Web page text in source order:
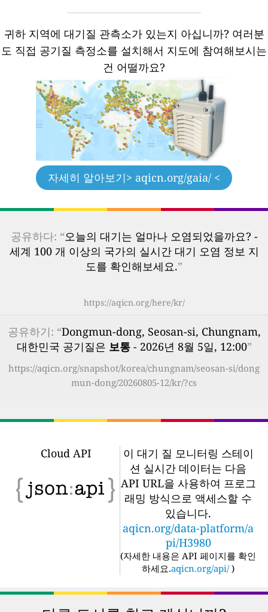
귀하 지역에 대기질 관측소가 있는지 아십니까? 여러분
도 직접 공기질 측정소를 설치해서 지도에 참여해보시는
건 어떨까요?
자세히 알아보기> aqicn.org/gaia/ <
공유하다: “오늘의 대기는 얼마나 오염되었을까요? -
세계 100 개 이상의 국가의 실시간 대기 오염 정보 지
도를 확인해보세요.”
https://aqicn.org/here/kr/
공유하기: “Dongmun-dong, Seosan-si, Chungnam,
대한민국 공기질은 보통- 2026년 8월 5일, 12:00”
https://aqicn.org/snapshot/korea/chungnam/seosan-si/dong
mun-dong/20260805-12/kr/?cs
Cloud API
이 대기 질 모니터링 스테이
션 실시간 데이터는 다음
API URL을 사용하여 프로그
래밍 방식으로 액세스할 수
있습니다.
aqicn.org/data-platform/a
pi/H3980
(자세한 내용은 API 페이지를 확인
하세요.aqicn.org/api/ )